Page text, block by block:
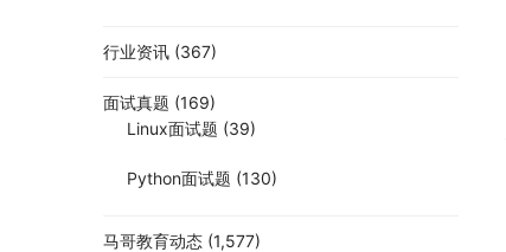
行业资讯 (367)
面试真题 (169)
Linux面试题 (39)
Python面试题 (130)
马哥教育动态 (1,577)